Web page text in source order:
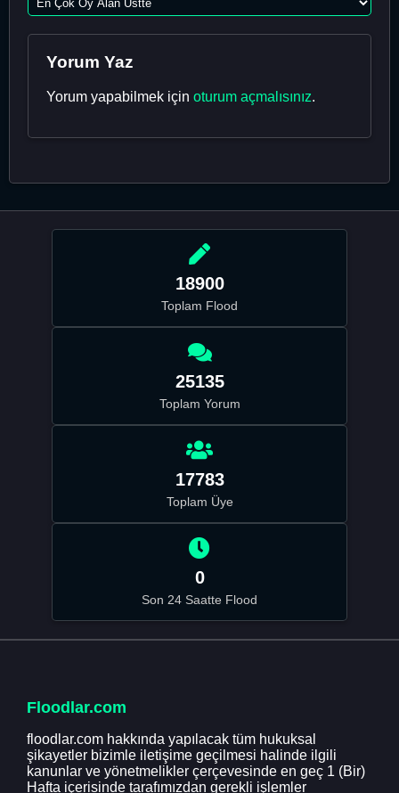
Yorum Yaz
Yorum yapabilmek için oturum açmalısınız.
18900
Toplam Flood
25135
Toplam Yorum
17783
Toplam Üye
0
Son 24 Saatte Flood
Floodlar.com
floodlar.com hakkında yapılacak tüm hukuksal
şikayetler bizimle iletişime geçilmesi halinde ilgili
kanunlar ve yönetmelikler çerçevesinde en geç 1 (Bir)
Hafta içerisinde tarafımızdan gerekli işlemler